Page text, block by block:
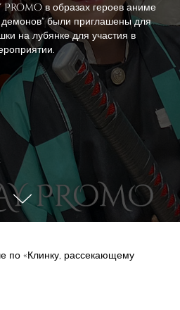
в образах героев аниме
были приглашены для
на лубянке для участия в
по «Клинку, рассекающему